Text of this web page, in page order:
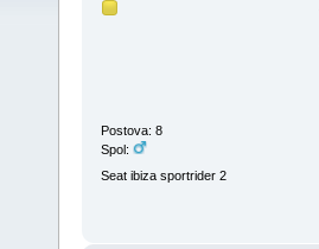
Postova: 8
Spol:
Seat ibiza sportrider 2